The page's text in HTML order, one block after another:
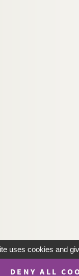
uses cookies and
DENY ALL